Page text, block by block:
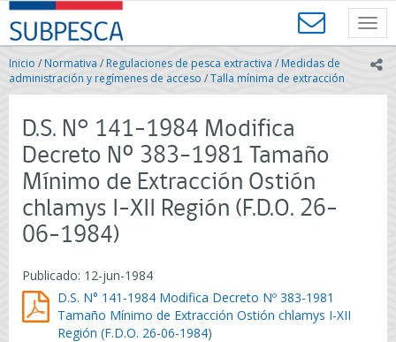
Contenido
principal
SUBPESCA
-
Subsecretaría
de
Pesca
Acuicultura
-
Gobierno
de
Chile
Inicio /Normativa / Regulaciones de pesca extractiva / Medidas de
administración y regímenes de acceso /Talla mínima de extracción
D.S. N° 141-1984 Modifica
Decreto Nº 383-1981 Tamaño
Mínimo de Extracción Ostión
chlamys I-XII Región (F.D.O. 26-
06-1984)
Publicado: 12-jun-1984
D.S. N° 141-1984 Modifica Decreto Nº 383-1981
Tamaño Mínimo de Extracción Ostión chlamys I-XII
Región (F.D.O. 26-06-1984)